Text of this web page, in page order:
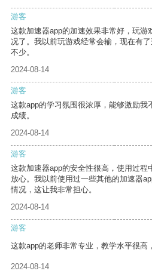
游客
这款加速器app的加速效果非常好，玩游
况了。我以前玩游戏经常会输，现在有
不少。
2024-08-14
游客
这款app的学习氛围很浓厚，能够激励我
成绩。
2024-08-14
游客
这款加速器app的安全性很高，使用过程
放心。我以前使用过一些其他的加速器
情况，这让我非常担心。
2024-08-14
游客
这款app的老师非常专业，教学水平很高
2024-08-14